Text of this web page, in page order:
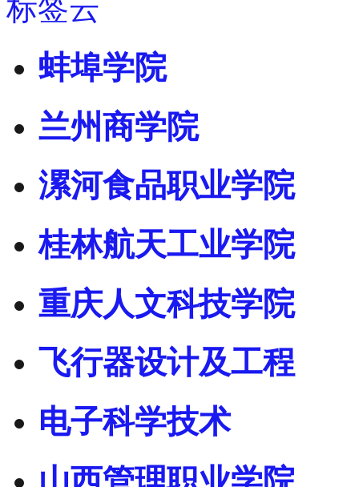
标签云
蚌埠学院
兰州商学院
漯河食品职业学院
桂林航天工业学院
重庆人文科技学院
飞行器设计及工程
电子科学技术